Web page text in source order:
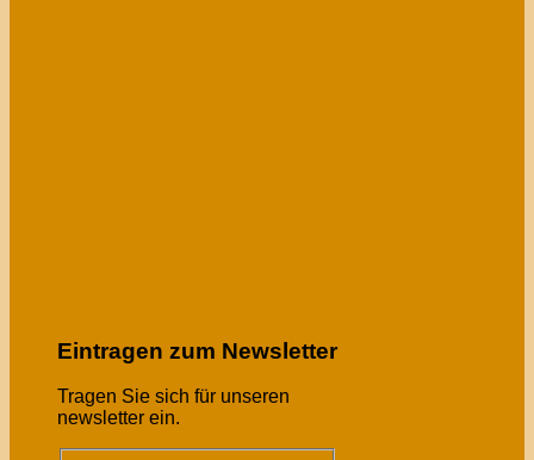
Eintragen zum Newsletter
Tragen Sie sich für unseren
newsletter ein.